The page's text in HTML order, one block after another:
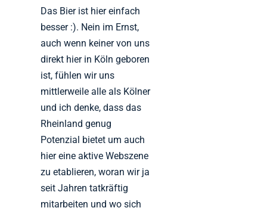
Das Bier ist hier einfach
besser :). Nein im Ernst,
auch wenn keiner von uns
direkt hier in Köln geboren
ist, fühlen wir uns
mittlerweile alle als Kölner
und ich denke, dass das
Rheinland genug
Potenzial bietet um auch
hier eine aktive Webszene
zu etablieren, woran wir ja
seit Jahren tatkräftig
mitarbeiten und wo sich